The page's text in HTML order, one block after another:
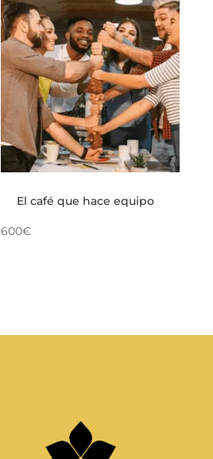
El café que hace equipo
600€